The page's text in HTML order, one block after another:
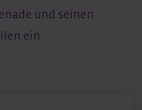
und seinen
ein.